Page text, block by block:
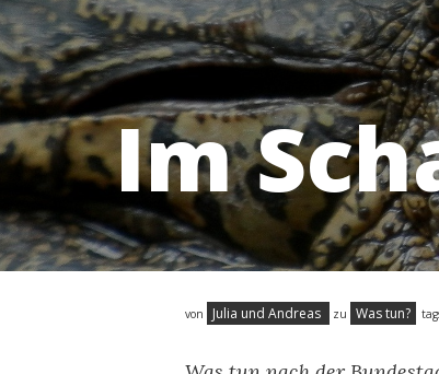
Im
von Julia und Andreas zu Was tun?